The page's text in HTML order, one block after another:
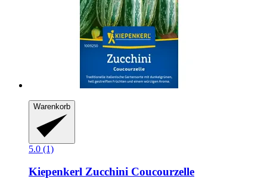
Warenkorb
5.0 (1)
Kiepenkerl Zucchini Coucourzelle